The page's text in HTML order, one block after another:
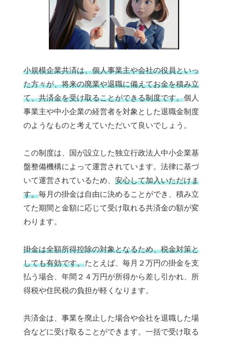
小規模企業共済は、個人事業主や会社の役員といっ
た方々が、将来の廃業や退職に備えてお金を積み立
て、共済金を受け取ることができる制度です。個人
事業主や中小企業の経営者を対象とした退職金制度
のようなものと考えていただいて良いでしょう。
この制度は、国が設立した独立行政法人中小企業基
盤整備機構によって運営されています。法律に基づ
いて運営されているため、 安心して加入いただけま
す。毎月の掛金は自由に決めることができ、積み立
てた期間と金額に応じて受け取れる共済金の額が変
わります。
掛金は全額所得控除の対象となるため、税金対策と
しても有効です。たとえば、毎月２万円の掛金を支
払う場合、年間２４万円が所得から差し引かれ、所
得税や住民税の負担が軽くなります。
共済金は、事業を廃止した場合や会社を退職した場
合などに受け取ることができます。一括で受け取る